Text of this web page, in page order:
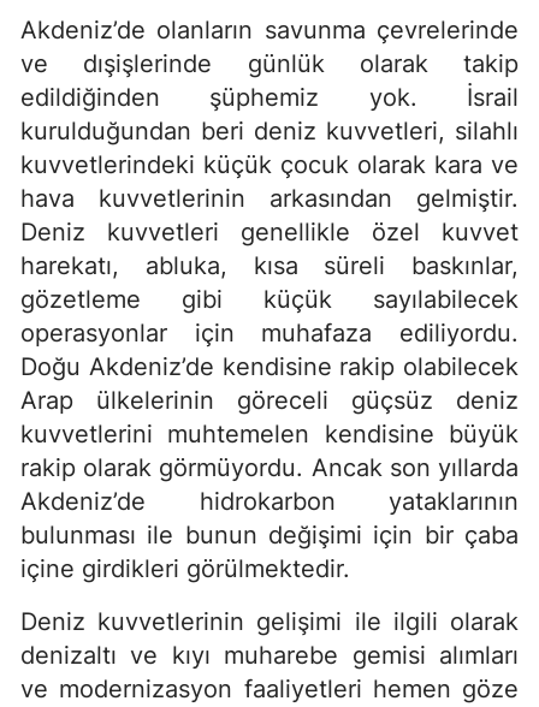
Akdeniz’de olanların savunma çevrelerinde
ve dışişlerinde günlük olarak takip
edildiğinden şüphemiz yok. İsrail
kurulduğundan beri deniz kuvvetleri, silahlı
kuvvetlerindeki küçük çocuk olarak kara ve
hava kuvvetlerinin arkasından gelmiştir.
Deniz kuvvetleri genellikle özel kuvvet
harekatı, abluka, kısa süreli baskınlar,
gözetleme gibi küçük sayılabilecek
operasyonlar için muhafaza ediliyordu.
Doğu Akdeniz’de kendisine rakip olabilecek
Arap ülkelerinin göreceli güçsüz deniz
kuvvetlerini muhtemelen kendisine büyük
rakip olarak görmüyordu. Ancak son yıllarda
Akdeniz’de hidrokarbon yataklarının
bulunması ile bunun değişimi için bir çaba
içine girdikleri görülmektedir.
Deniz kuvvetlerinin gelişimi ile ilgili olarak
denizaltı ve kıyı muharebe gemisi alımları
ve modernizasyon faaliyetleri hemen göze